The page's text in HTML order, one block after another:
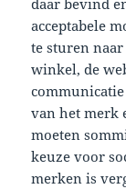
acceptabele
te sturen
winkel, de
van het merk
moeten
keuze voor
merken is